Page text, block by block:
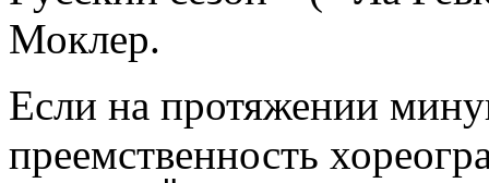
Моклер.
Если на протяжении
преемственность